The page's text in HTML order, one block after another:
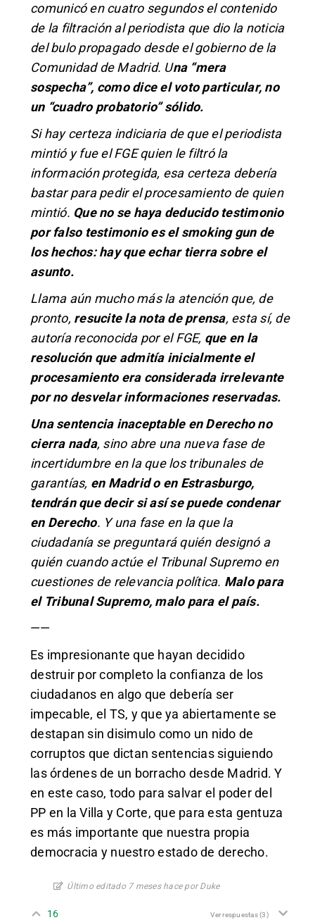
comunicó en cuatro segundos el contenido
de la filtración al periodista que dio la noticia
del bulo propagado desde el gobierno de la
Comunidad de Madrid. Una “mera
sospecha”, como dice el voto particular, no
un “cuadro probatorio” sólido.
Si hay certeza indiciaria de que el periodista
mintió y fue el FGE quien le filtró la
información protegida, esa certeza debería
bastar para pedir el procesamiento de quien
mintió. Que no se haya deducido testimonio
por falso testimonio es el smoking gun de
los hechos: hay que echar tierra sobre el
asunto.
Llama aún mucho más la atención que, de
pronto, resucite la nota de prensa, esta sí, de
autoría reconocida por el FGE, que en la
resolución que admitía inicialmente el
procesamiento era considerada irrelevante
por no desvelar informaciones reservadas.
Una sentencia inaceptable en Derecho no
cierra nada, sino abre una nueva fase de
incertidumbre en la que los tribunales de
garantías, en Madrid o en Estrasburgo,
tendrán que decir si así se puede condenar
en Derecho. Y una fase en la que la
ciudadanía se preguntará quién designó a
quién cuando actúe el Tribunal Supremo en
cuestiones de relevancia política. Malo para
el Tribunal Supremo, malo para el país.
——
Es impresionante que hayan decidido
destruir por completo la confianza de los
ciudadanos en algo que debería ser
impecable, el TS, y que ya abiertamente se
destapan sin disimulo como un nido de
corruptos que dictan sentencias siguiendo
las órdenes de un borracho desde Madrid. Y
en este caso, todo para salvar el poder del
PP en la Villa y Corte, que para esta gentuza
es más importante que nuestra propia
democracia y nuestro estado de derecho.
Último editado 7 meses hace por Duke
16 Ver respuestas(3)